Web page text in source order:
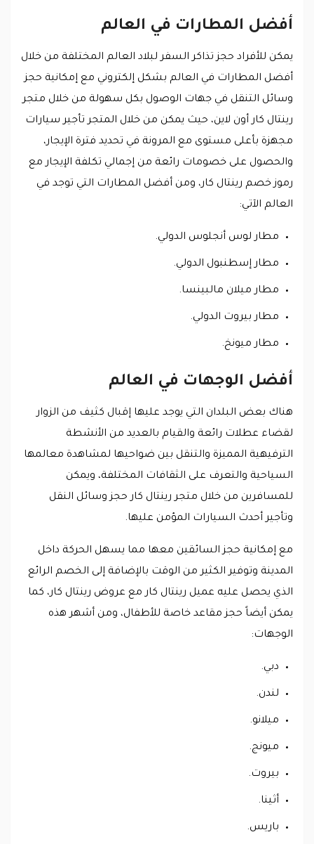
أفضل المطارات في العالم
يمكن للأفراد حجز تذاكر السفر لبلاد العالم المختلفة من خلال
أفضل المطارات في العالم بشكل إلكتروني مع إمكانية حجز
وسائل التنقل في جهات الوصول بكل سهولة من خلال متجر
رينتال كار أون لاين، حيث يمكن من خلال المتجر تأجير سيارات
مجهزة بأعلى مستوى مع المرونة في تحديد فترة الإيجار،
والحصول على خصومات رائعة من إجمالي تكلفة الإيجار مع
رموز خصم رينتال كار، ومن أفضل المطارات التي توجد في
العالم الآتي:
مطار لوس أنجلوس الدولي.
مطار إسطنبول الدولي.
مطار ميلان مالبينسا.
مطار بيروت الدولي.
مطار ميونخ.
أفضل الوجهات في العالم
هناك بعض البلدان التي يوجد عليها إقبال كثيف من الزوار
لقضاء عطلات رائعة والقيام بالعديد من الأنشطة
الترفيهية المميزة والتنقل بين ضواحيها لمشاهدة معالمها
السياحية والتعرف على الثقافات المختلفة، ويمكن
للمسافرين من خلال متجر رينتال كار حجز وسائل النقل
وتأجير أحدث السيارات المؤمن عليها.
مع إمكانية حجز السائقين معها مما يسهل الحركة داخل
المدينة وتوفير الكثير من الوقت بالإضافة إلى الخصم الرائع
الذي يحصل عليه عميل رينتال كار مع عروض رينتال كار، كما
يمكن أيضاً حجز مقاعد خاصة للأطفال، ومن أشهر هذه
الوجهات:
دبي.
لندن.
ميلانو.
ميونج.
بيروت.
أثينا.
باريس.